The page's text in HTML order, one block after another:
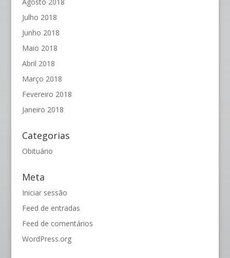
Julho 2018
Junho 2018
Maio 2018
Abril 2018
Março 2018
Fevereiro 2018
Janeiro 2018
Categorias
Obituário
Meta
Iniciar sessão
Feed de entradas
Feed de comentários
WordPress.org